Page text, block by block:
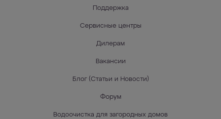
Поддержка
Сервисные центры
Дилерам
Вакансии
Блог (Статьи и Новости)
Форум
Водоочистка для загородных домов